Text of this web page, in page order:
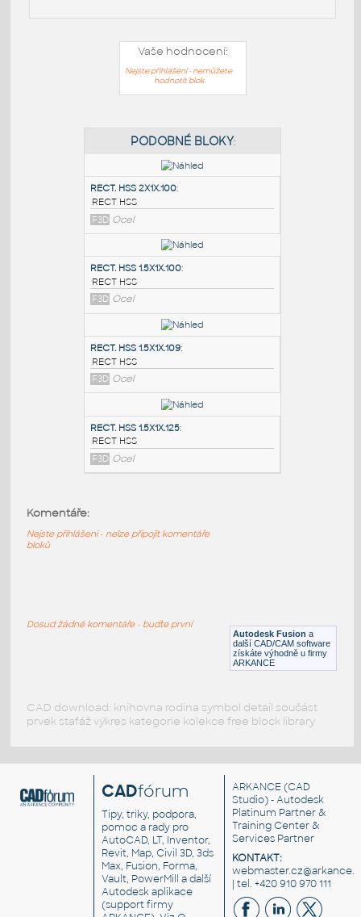
Vaše hodnocení:
Nejste přihlášeni - nemůžete
hodnotit blok
PODOBNÉ BLOKY:
RECT. HSS 2X1X.100:
F3D Ocel
RECT. HSS 1.5X1X.100
RECT HSS
F3D Ocel
F3D Ocel
Autodesk Fusion a
další CAD/CAM software
získáte výhodně u firmy
ARKANCE
Komentáře:
Nejste přihlášeni - nelze připojit komentáře
bloků
Dosud žádné komentáře - buďte první
CAD download: knihovna rodina symbol detail součást
prvek stafáž výkres kategorie kolekce free block library
CADfórum
Tipy, triky, podpora,
pomoc a rady pro
AutoCAD, LT, Inventor,
Revit, Map, Civil 3D, 3ds
Max, Fusion, Forma,
Vault, PowerMill a další
Autodesk aplikace
(support firmy
ARKANCE (CAD
Studio) - Autodesk
Platinum Partner &
Training Center &
Services Partner
KONTAKT:
| tel. +420 910 970 111